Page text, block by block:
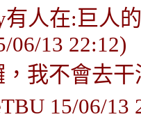
有人在:巨人
06/13 22:12)
我不會去
15/06/13